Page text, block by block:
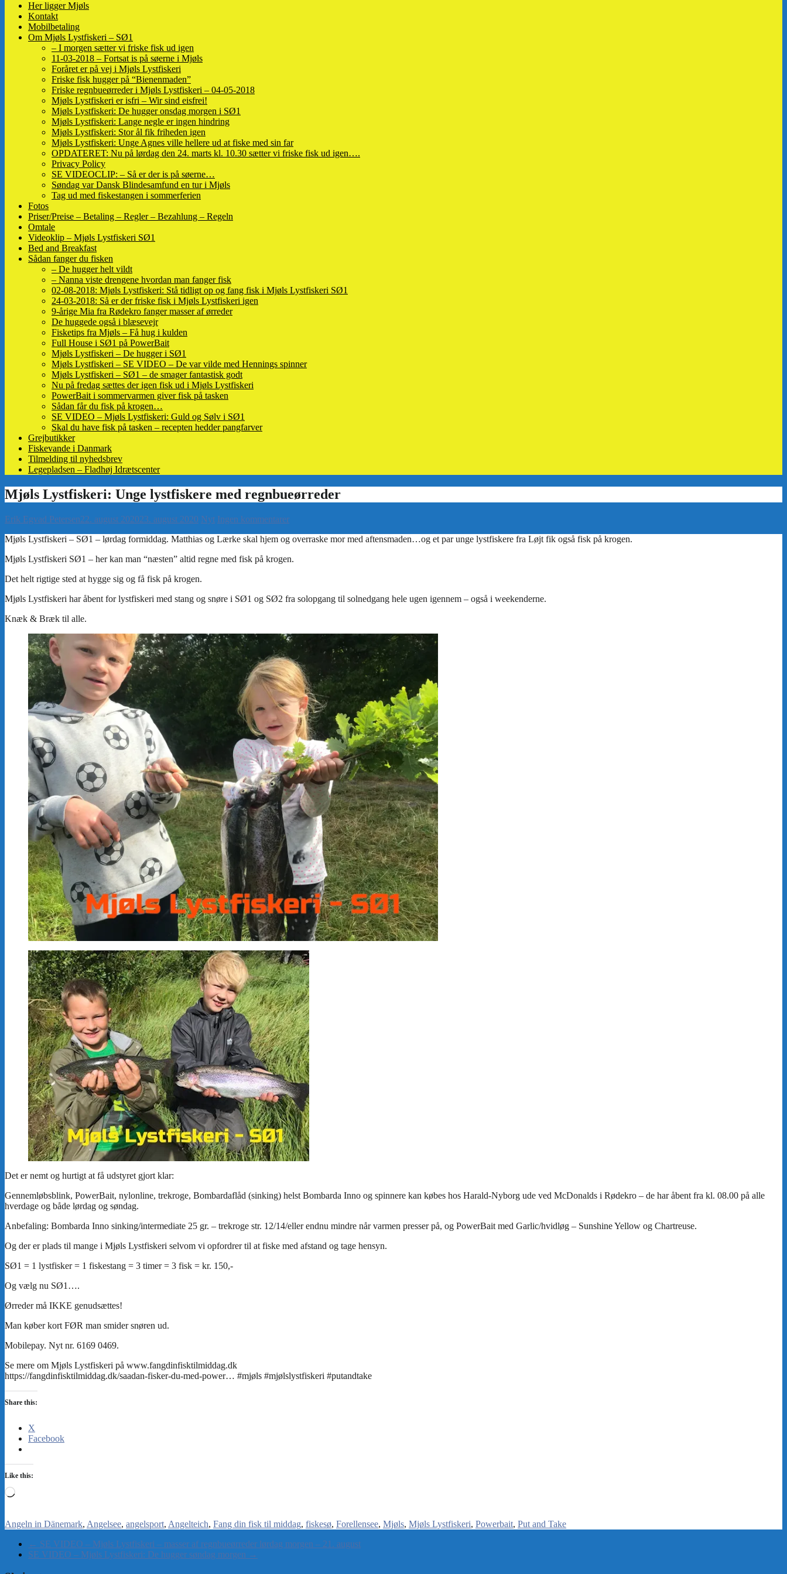
Her ligger Mjøls
Kontakt
Mobilbetaling
Om Mjøls Lystfiskeri – SØ1
– I morgen sætter vi friske fisk ud igen
11-03-2018 – Fortsat is på søerne i Mjøls
Foråret er på vej i Mjøls Lystfiskeri
Friske fisk hugger på “Bienenmaden”
Friske regnbueørreder i Mjøls Lystfiskeri – 04-05-2018
Mjøls Lystfiskeri er isfri – Wir sind eisfrei!
Mjøls Lystfiskeri: De hugger onsdag morgen i SØ1
Mjøls Lystfiskeri: Lange negle er ingen hindring
Mjøls Lystfiskeri: Stor ål fik friheden igen
Mjøls Lystfiskeri: Unge Agnes ville hellere ud at fiske med sin far
OPDATERET: Nu på lørdag den 24. marts kl. 10.30 sætter vi friske fisk ud igen….
Privacy Policy
SE VIDEOCLIP: – Så er der is på søerne…
Søndag var Dansk Blindesamfund en tur i Mjøls
Tag ud med fiskestangen i sommerferien
Fotos
Priser/Preise – Betaling – Regler – Bezahlung – Regeln
Omtale
Videoklip – Mjøls Lystfiskeri SØ1
Bed and Breakfast
Sådan fanger du fisken
– De hugger helt vildt
– Nanna viste drengene hvordan man fanger fisk
02-08-2018: Mjøls Lystfiskeri: Stå tidligt op og fang fisk i Mjøls Lystfiskeri SØ1
24-03-2018: Så er der friske fisk i Mjøls Lystfiskeri igen
9-årige Mia fra Rødekro fanger masser af ørreder
De huggede også i blæsevejr
Fisketips fra Mjøls – Få hug i kulden
Full House i SØ1 på PowerBait
Mjøls Lystfiskeri – De hugger i SØ1
Mjøls Lystfiskeri – SE VIDEO – De var vilde med Hennings spinner
Mjøls Lystfiskeri – SØ1 – de smager fantastisk godt
Nu på fredag sættes der igen fisk ud i Mjøls Lystfiskeri
PowerBait i sommervarmen giver fisk på tasken
Sådan får du fisk på krogen…
SE VIDEO – Mjøls Lystfiskeri: Guld og Sølv i SØ1
Skal du have fisk på tasken – recepten hedder pangfarver
Grejbutikker
Fiskevande i Danmark
Tilmelding til nyhedsbrev
Legepladsen – Fladhøj Idrætscenter
Erik Egvad Petersen22. august 202023. august 2020 Nyt Ingen kommentarer
Share this:
X
Facebook
Like this:
Loading…
Angeln in Dänemark Angelsee angelsport Angelteich Fang din fisk til middag fiskesø Forellensee Mjøls Mjøls Lystfiskeri Powerbait Put and Take
← SE VIDEO – Mjøls Lystfiskeri – masser af regnbueørreder lørdag morgen – 21. august
SE VIDEO – Mjøls Lystfiskeri: De hugger søndag morgen →